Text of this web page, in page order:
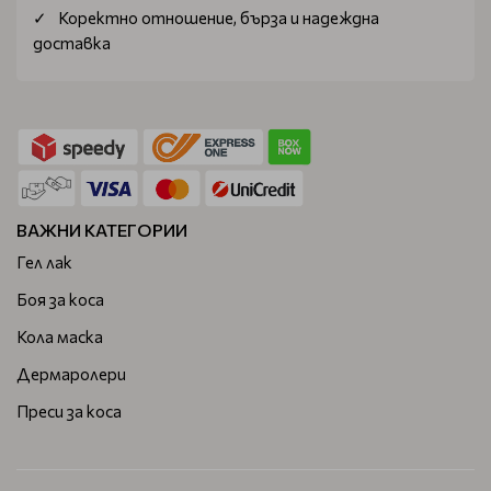
Платената от вас сума ще ви бъде възстановена до 3
работни дни, след връщането на продуктите в нашия
Коректно отношение, бърза и надеждна
доставка
ВАЖНИ КАТЕГОРИИ
Гел лак
Боя за коса
Кола маска
Дермаролери
Преси за коса